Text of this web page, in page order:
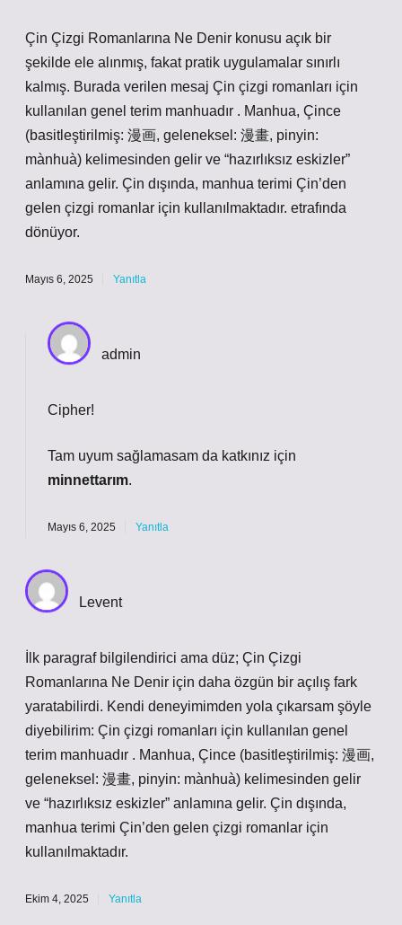
Çin Çizgi Romanlarına Ne Denir konusu açık bir
şekilde ele alınmış, fakat pratik uygulamalar sınırlı
kalmış. Burada verilen mesaj Çin çizgi romanları için
kullanılan genel terim manhuadır . Manhua, Çince
(basitleştirilmiş: 漫画, geleneksel: 漫畫, pinyin:
mànhuà) kelimesinden gelir ve “hazırlıksız eskizler”
anlamına gelir. Çin dışında, manhua terimi Çin’den
gelen çizgi romanlar için kullanılmaktadır. etrafında
dönüyor.
Mayıs 6, 2025 Yanıtla
admin
Cipher!
Tam uyum sağlamasam da katkınız için
minnettarım.
Mayıs 6, 2025 Yanıtla
Levent
İlk paragraf bilgilendirici ama düz; Çin Çizgi
Romanlarına Ne Denir için daha özgün bir açılış fark
yaratabilirdi. Kendi deneyimimden yola çıkarsam şöyle
diyebilirim: Çin çizgi romanları için kullanılan genel
terim manhuadır . Manhua, Çince (basitleştirilmiş: 漫画,
geleneksel: 漫畫, pinyin: mànhuà) kelimesinden gelir
ve “hazırlıksız eskizler” anlamına gelir. Çin dışında,
manhua terimi Çin’den gelen çizgi romanlar için
kullanılmaktadır.
Ekim 4, 2025 Yanıtla